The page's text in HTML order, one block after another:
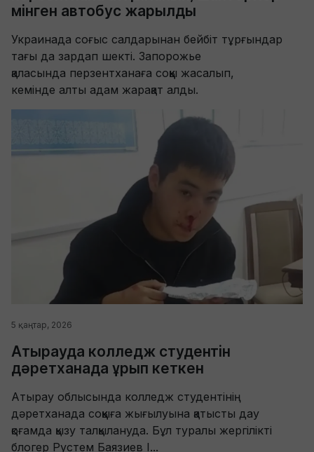
мінген автобус жарылды
Украинада соғыс салдарынан бейбіт тұрғындар
тағы да зардап шекті. Запорожье
қаласында перзентханаға соққы жасалып,
кемінде алты адам жарақат алды.
5 қаңтар, 2026
Атырауда колледж студентін
дәретханада ұрып кеткен
Атырау облысында колледж студентінің
дәретханада соққыға жығылуына қатысты дау
қоғамда қызу талқылануда. Бұл туралы жергілікті
блогер Рустем Баязиев I...